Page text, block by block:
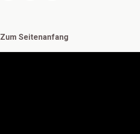
Zum Seitenanfang